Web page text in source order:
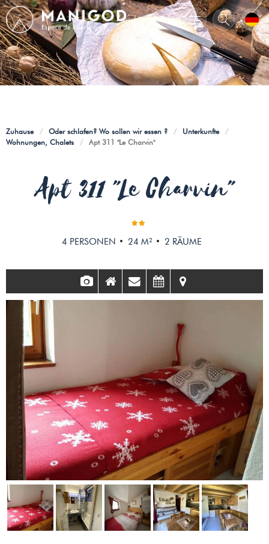
Zuhause / Oder schlafen? Wo sollen wir essen ? / Unterkunfte
/
Wohnungen, Chalets
/ Apt 311 "Le Charvin"
Apt 311 "Le Charvin"
4 PERSONEN 24 M² 2 RÄUME